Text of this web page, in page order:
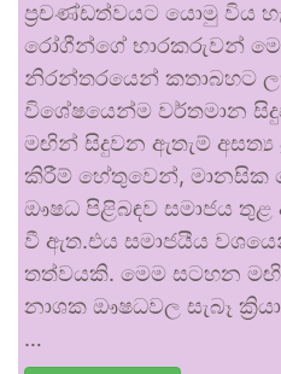
ප්‍රචණ්ඩත්වයට යොමු විය
රෝගීන්ගේ භාරකරුවන්
නිරන්තරයෙන් කතාබහට
විශේෂයෙන්ම වර්තමාන
මඟින් සිදුවන ඇතැම් අසත්‍ය
කිරීම් හේතුවෙන්, මානසික
ඖෂධ පිළිබඳව සමාජය
වී ඇත.එය සමාජයීය
තත්වයකි. මෙම සටහන
නාශක ඖෂධවල සැබෑ
…